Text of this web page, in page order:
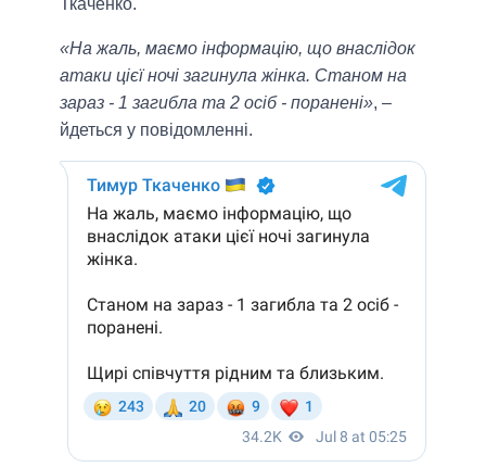
Ткаченко.
«На жаль, маємо інформацію, що внаслідок
атаки цієї ночі загинула жінка. Станом на
зараз - 1 загибла та 2 осіб - поранені», –
йдеться у повідомленні.